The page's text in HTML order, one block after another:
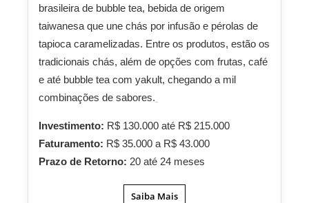
brasileira de bubble tea, bebida de origem
taiwanesa que une chás por infusão e pérolas de
tapioca caramelizadas. Entre os produtos, estão os
tradicionais chás, além de opções com frutas, café
e até bubble tea com yakult, chegando a mil
combinações de sabores.
Investimento: R$ 130.000 até R$ 215.000
Faturamento: R$ 35.000 a R$ 43.000
Prazo de Retorno: 20 até 24 meses
Saiba Mais